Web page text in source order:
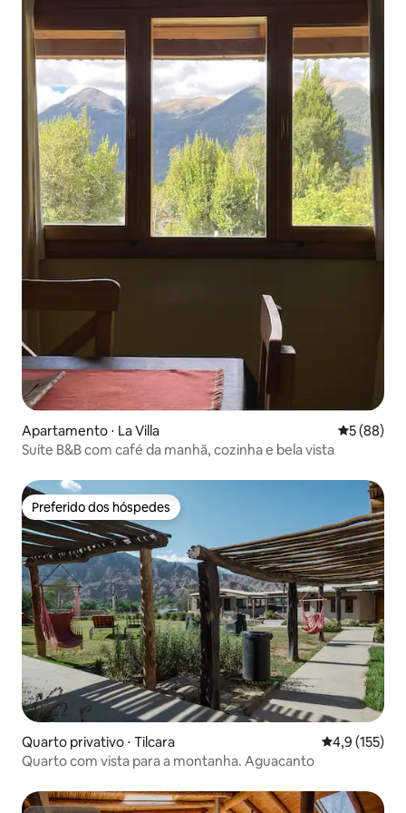
Apartamento ⋅ La Villa 5 de uma
5 (88)
Suíte B&B com café da manhã, cozinha e bela vista
Preferido dos hóspedes
Preferido dos hóspedes
Quarto privativo ⋅ Tilcara 4,9 de uma
4,9 (155)
Quarto com vista para a montanha. Aguacanto